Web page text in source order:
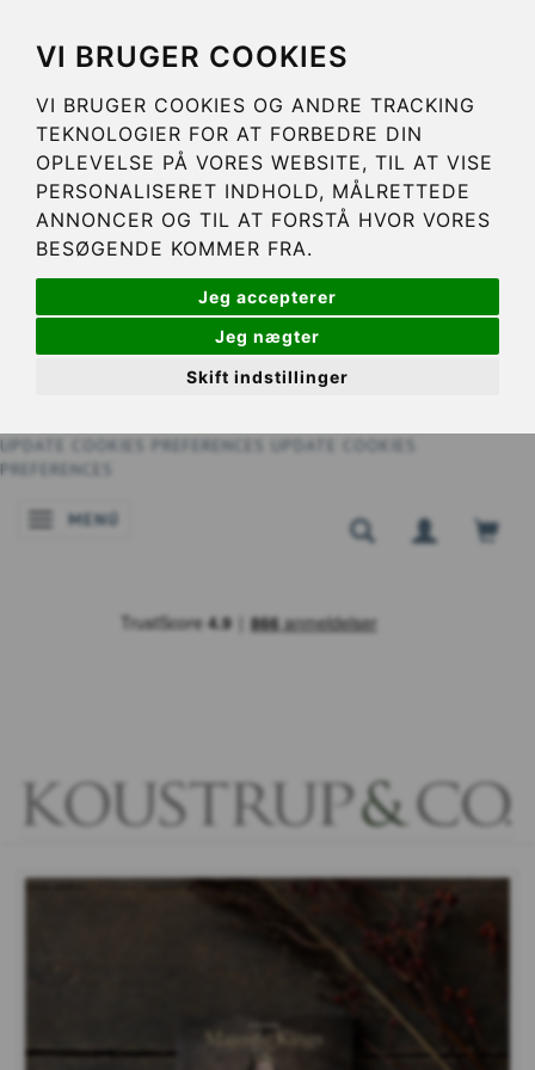
VI BRUGER COOKIES
VI BRUGER COOKIES OG ANDRE TRACKING
TEKNOLOGIER FOR AT FORBEDRE DIN
OPLEVELSE PÅ VORES WEBSITE, TIL AT VISE
PERSONALISERET INDHOLD, MÅLRETTEDE
ANNONCER OG TIL AT FORSTÅ HVOR VORES
BESØGENDE KOMMER FRA.
Jeg accepterer
Jeg nægter
Skift indstillinger
UPDATE COOKIES PREFERENCES
UPDATE COOKIES
PREFERENCES
NAVEGACIÓN DE PALANCA
MENÚ